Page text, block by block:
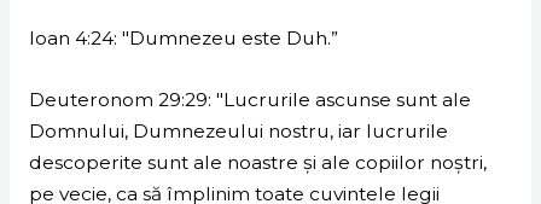
Ioan 4:24: "Dumnezeu este Duh.”
Deuteronom 29:29: "Lucrurile ascunse sunt ale
Domnului, Dumnezeului nostru, iar lucrurile
descoperite sunt ale noastre şi ale copiilor noştri,
pe vecie, ca să împlinim toate cuvintele legii